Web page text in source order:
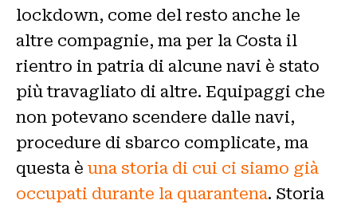
lockdown, come del resto anche le
altre compagnie, ma per la Costa il
rientro in patria di alcune navi è stato
più travagliato di altre. Equipaggi che
non potevano scendere dalle navi,
procedure di sbarco complicate, ma
questa è una storia di cui ci siamo già
occupati durante la quarantena. Storia